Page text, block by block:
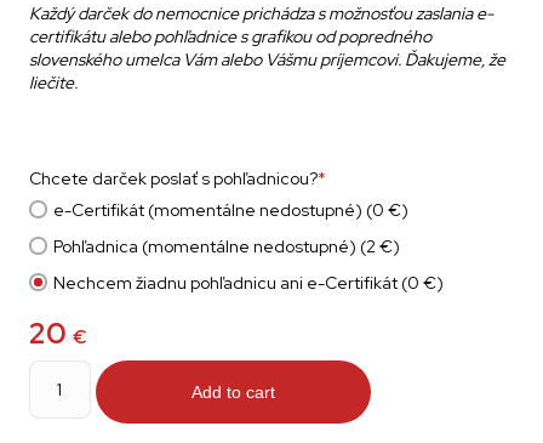
Každý darčekdo nemocniceprichádza s možnosťou zaslania e-
certifikátu alebo pohľadnices grafikou od popredného
slovenského umelcaVám alebo Vášmu príjemcovi. Ďakujeme, že
liečite.
Chcete darček poslať s pohľadnicou?*
e-Certifikát (momentálne nedostupné) (0 €)
Pohľadnica (momentálne nedostupné) (2 €)
Nechcem žiadnu pohľadnicu ani e-Certifikát (0 €)
20 €
Skalpel
quantity
Add to cart